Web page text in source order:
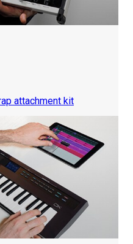
attachment kit